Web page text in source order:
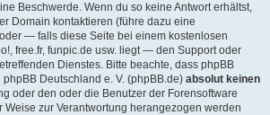
Beschwerde. Wenn du so keine Antwort erhältst,
Domain kontaktieren (führe dazu eine
— falls diese Seite bei einem kostenlosen
free.fr, funpic.de usw. liegt — den Support oder
Dienstes. Bitte beachte, dass phpBB
Deutschland e. V. (phpBB.de) absolut keinen
oder den oder die Benutzer der Forensoftware
Weise zur Verantwortung herangezogen werden